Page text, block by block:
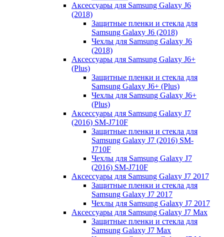
Аксессуары для Samsung Galaxy J6
(2018)
Защитные пленки и стекла для
Samsung Galaxy J6 (2018)
Чехлы для Samsung Galaxy J6
(2018)
Аксессуары для Samsung Galaxy J6+
(Plus)
Защитные пленки и стекла для
Samsung Galaxy J6+ (Plus)
Чехлы для Samsung Galaxy J6+
(Plus)
Аксессуары для Samsung Galaxy J7
(2016) SM-J710F
Защитные пленки и стекла для
Samsung Galaxy J7 (2016) SM-
J710F
Чехлы для Samsung Galaxy J7
(2016) SM-J710F
Аксессуары для Samsung Galaxy J7 2017
Защитные пленки и стекла для
Samsung Galaxy J7 2017
Чехлы для Samsung Galaxy J7 2017
Аксессуары для Samsung Galaxy J7 Max
Защитные пленки и стекла для
Samsung Galaxy J7 Max